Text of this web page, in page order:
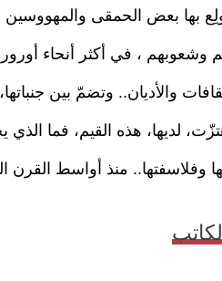
بها بعض الحمقى
وشعوبهم ، في أكثر أنحاء
والأديان.. وتضمّ بين
لديها، هذه القيم، فما
وفلاسفتها.. منذ أواسط القرن